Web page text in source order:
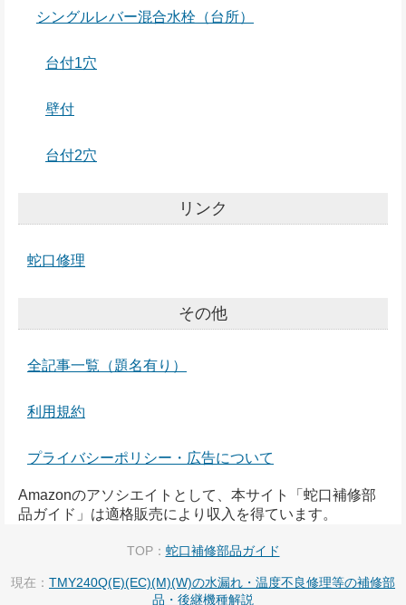
シングルレバー混合水栓（台所）
台付1穴
壁付
台付2穴
リンク
蛇口修理
その他
全記事一覧（題名有り）
利用規約
プライバシーポリシー・広告について
Amazonのアソシエイトとして、本サイト「蛇口補修部
品ガイド」は適格販売により収入を得ています。
TOP： 蛇口補修部品ガイド
現在： TMY240Q(E)(EC)(M)(W)の水漏れ・温度不良修理等の補修部
品・後継機種解説